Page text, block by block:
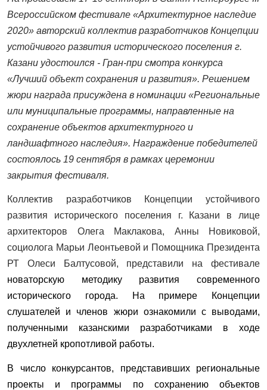
Всероссийском фестивале «Архитектурное наследие
2020» авторский коллектив разработчиков Концепции
устойчивого развития исторического поселения г.
Казани удостоился - Гран-при смотра конкурса
«Лучший объект сохранения и развития». Решением
жюри награда присуждена в номинации «Региональные
или муниципальные программы, направленные на
сохранение объектов архитектурного и
ландшафтного наследия». Награждение победителей
состоялось 19 сентября в рамках церемонии
закрытия фестиваля.
Коллектив разработчиков Концепции устойчивого
развития исторического поселения г. Казани в лице
архитекторов Олега Маклакова, Анны Новиковой,
социолога Марьи Леонтьевой и Помощника Президента
РТ Олеси Балтусовой, представили на фестивале
новаторскую методику развития современного
исторического города. На примере Концепции
слушателей и членов жюри ознакомили с выводами,
полученными казанскими разработчиками в ходе
двухлетней кропотливой работы.
В число конкурсантов, представивших региональные
проекты и программы по сохранению объектов